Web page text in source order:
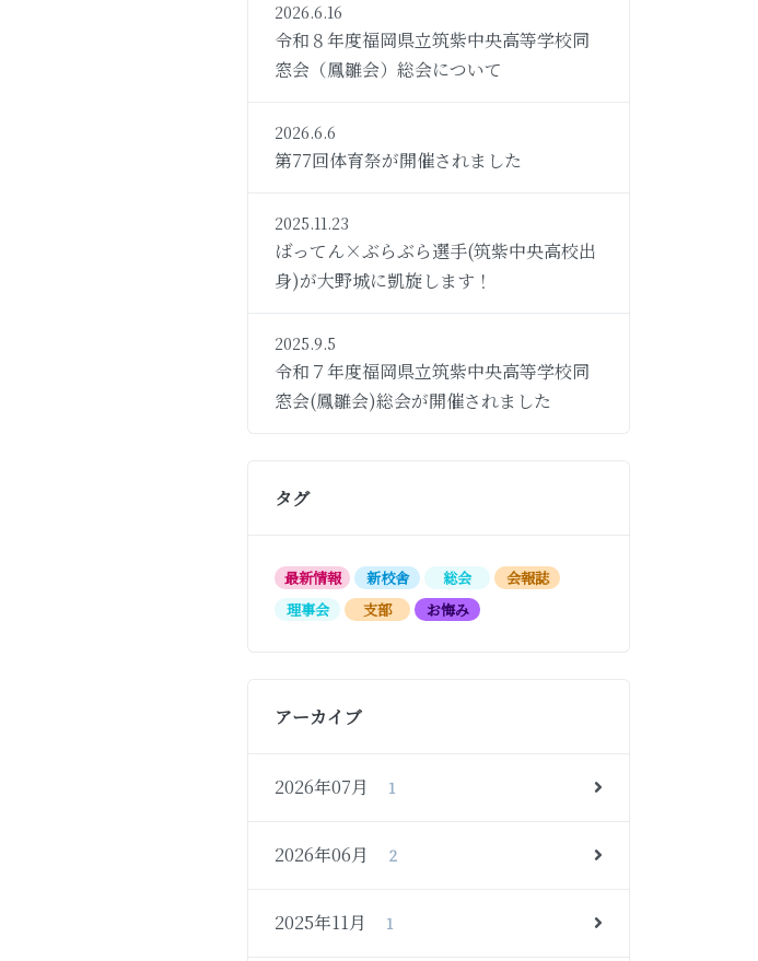
2026.6.16
令和８年度福岡県立筑紫中央高等学校同
窓会（鳳雛会）総会について
2026.6.6
第77回体育祭が開催されました
2025.11.23
ばってん×ぶらぶら選手(筑紫中央高校出
身)が大野城に凱旋します！
2025.9.5
令和７年度福岡県立筑紫中央高等学校同
窓会(鳳雛会)総会が開催されました
タグ
最新情報 新校舎 総会
会報誌
理事会
支部 お悔み
アーカイブ
2026年07月 1
2026年06月 2
2025年11月 1